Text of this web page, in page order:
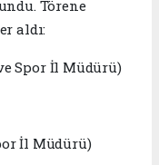
Törene
aldı:
Spor İl Müdürü)
İl Müdürü)